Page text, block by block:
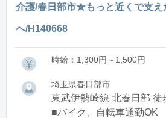
介護/春日部市★もっと近くで支え
へ/H140668
時給：1,300円～1,500円
埼玉県春日部市
東武伊勢崎線 北春日部 徒
■バイク、自転車通勤OK